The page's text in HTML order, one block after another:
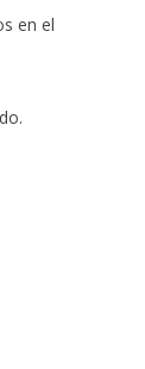
en el